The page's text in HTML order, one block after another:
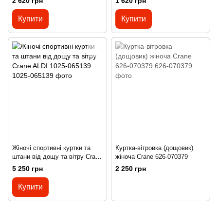
Купити Купити
Жіночі спортивні куртки та
штани від дощу та вітру Crane
ALDI 1025-065139
5 250 грн
Купити
Куртка-вітровка (дощовик)
жіноча Crane 626-070379
2 250 грн